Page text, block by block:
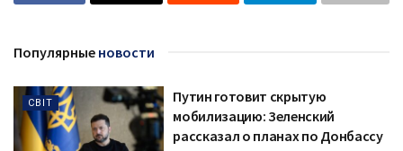
Популярные новости
СВІТ
Путин готовит скрытую
мобилизацию: Зеленский
рассказал о планах по Донбассу